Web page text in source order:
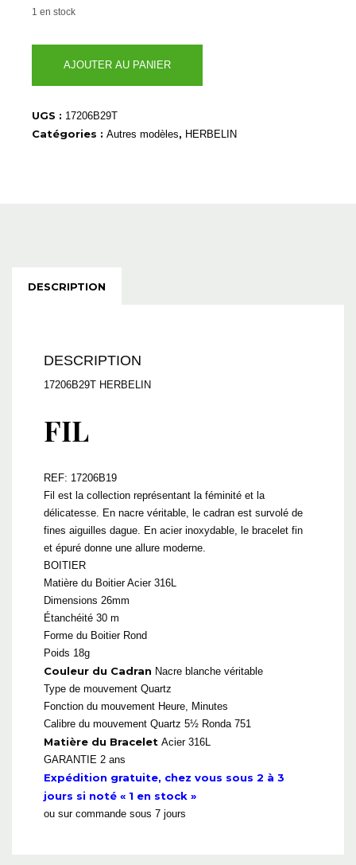
1 en stock
17206B29T
AJOUTER AU PANIER
UGS : 17206B29T
Catégories : Autres modèles, HERBELIN
DESCRIPTION
DESCRIPTION
17206B29T HERBELIN
FIL
REF: 17206B19
Fil est la collection représentant la féminité et la
délicatesse. En nacre véritable, le cadran est survolé de
fines aiguilles dague. En acier inoxydable, le bracelet fin
et épuré donne une allure moderne.
BOITIER
Matière du Boitier Acier 316L
Dimensions 26mm
Étanchéité 30 m
Forme du Boitier Rond
Poids 18g
Couleur du Cadran Nacre blanche véritable
Type de mouvement Quartz
Fonction du mouvement Heure, Minutes
Calibre du mouvement Quartz 5½ Ronda 751
Matière du Bracelet Acier 316L
GARANTIE 2 ans
Expédition gratuite, chez vous sous 2 à 3
jours si noté « 1 en stock »
ou sur commande sous 7 jours